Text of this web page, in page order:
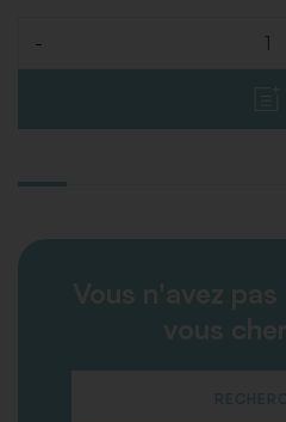
-
Vous n'avez
vous